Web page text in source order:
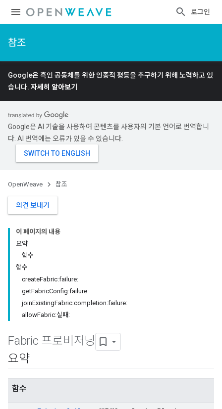
로그인
참조
Google은 흑인 공동체를 위한 인종적 평등을 추구하기 위해 노력하고 있
습니다. 자세히 알아보기
Google은 AI 기술을 사용하여 콘텐츠를 사용자의 기본 언어로 번역합니
다. AI 번역에는 오류가 있을 수 있습니다.
OpenWeave 참조
의견 보내기
이 페이지의 내용
요약
함수
함수
createFabric:failure:
getFabricConfig:failure:
joinExistingFabric:completion:failure:
allowFabric:실패:
Fabric 프로비저닝
요약
함수